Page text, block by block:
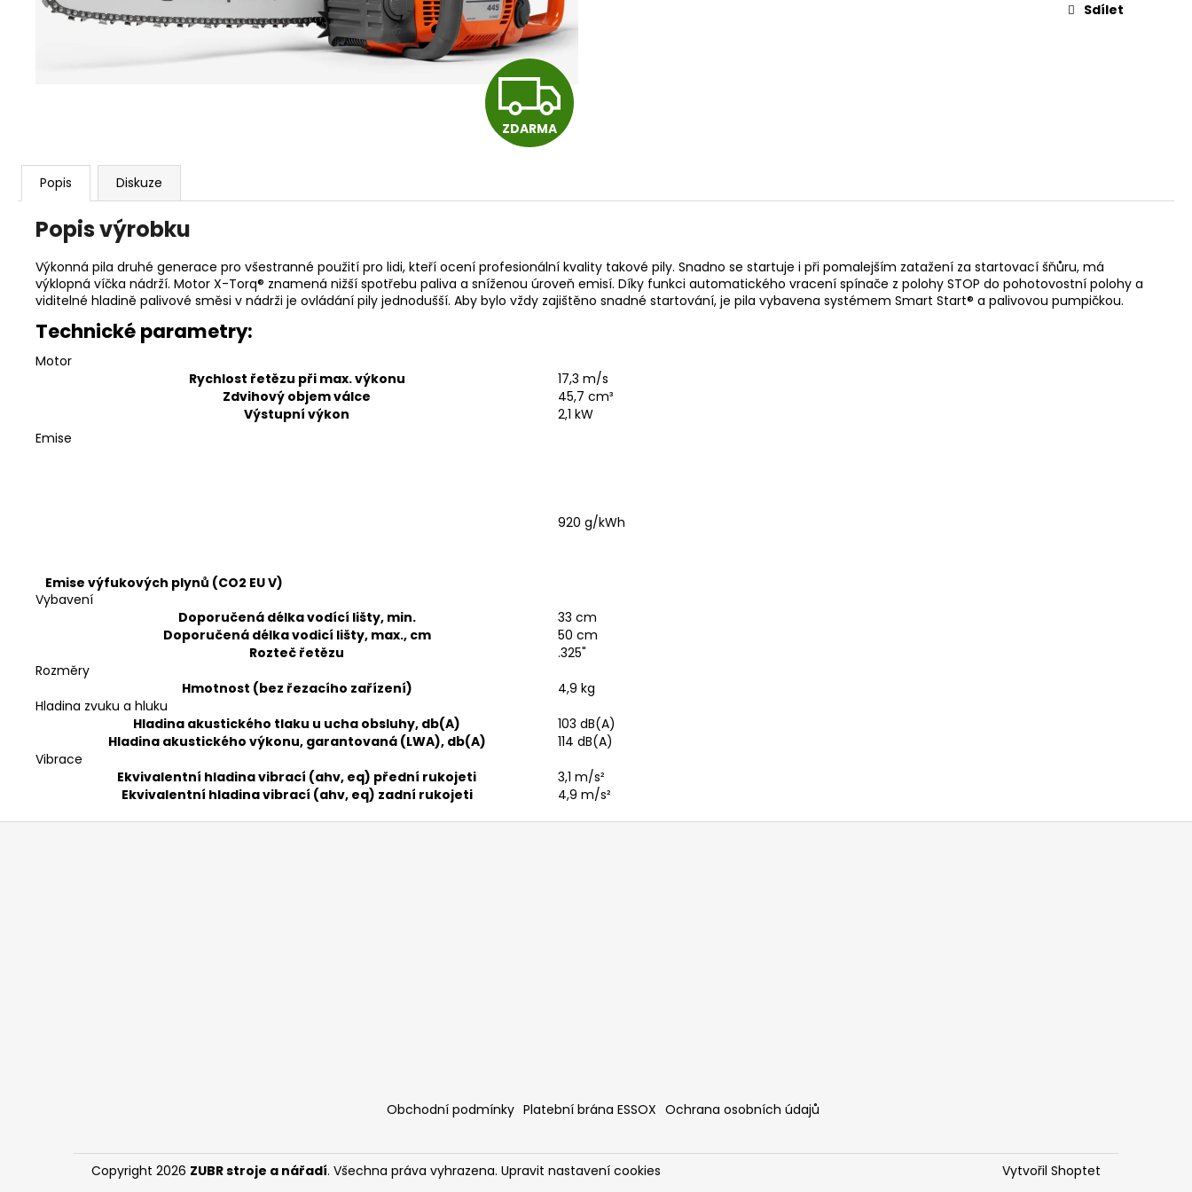
Sdílet
Z
D
A
R
A
ZDARMA
Popis Diskuze
Popis výrobku
Výkonná pila druhé generace pro všestranné použití pro lidi, kteří ocení profesionální kvality takové pily. Snadno se startuje i při pomalejším zatažení za startovací šňůru, má
výklopná víčka nádrží. Motor X-Torq® znamená nižší spotřebu paliva a sníženou úroveň emisí. Díky funkci automatického vracení spínače z polohy STOP do pohotovostní polohy a
viditelné hladině palivové směsi v nádrži je ovládání pily jednodušší. Aby bylo vždy zajištěno snadné startování, je pila vybavena systémem Smart Start® a palivovou pumpičkou.
Technické parametry:
Motor
Rychlost řetězu při max. výkonu
17,3 m/s
Zdvihový objem válce
45,7 cm³
Výstupní výkon
2,1 kW
Emise
Emise výfukových plynů (CO2 EU V)
920 g/kWh
Vybavení
Doporučená délka vodící lišty, min.
33 cm
Doporučená délka vodicí lišty, max., cm
50 cm
Rozteč řetězu
.325"
Rozměry
Hmotnost (bez řezacího zařízení)
4,9 kg
Hladina zvuku a hluku
Hladina akustického tlaku u ucha obsluhy, db(A)
103 dB(A)
Hladina akustického výkonu, garantovaná (LWA), db(A)
114 dB(A)
Vibrace
Ekvivalentní hladina vibrací (ahv, eq) přední rukojeti
3,1 m/s²
Ekvivalentní hladina vibrací (ahv, eq) zadní rukojeti
4,9 m/s²
5132002593
14 290 Kč
Původně: 15 990 Kč
Z
Obchodní podmínky Platební brána ESSOX Ochrana osobních údajů
Vytvořil Shoptet
Copyright 2026 ZUBR stroje a nářadí. Všechna práva vyhrazena. Upravit nastavení cookies